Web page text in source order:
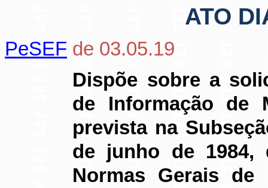
ATO
PeSEF de 03.05.19
Dispõe sobre a
de Informação de
prevista na
de junho de 1984,
Normas Gerais